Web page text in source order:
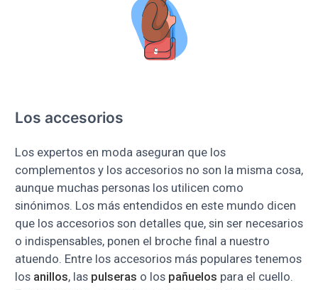
Los accesorios
Los expertos en moda aseguran que los
complementos y los accesorios no son la misma cosa,
aunque muchas personas los utilicen como
sinónimos. Los más entendidos en este mundo dicen
que los accesorios son detalles que, sin ser necesarios
o indispensables, ponen el broche final a nuestro
atuendo. Entre los accesorios más populares tenemos
los anillos, las pulseras o los pañuelos para el cuello.